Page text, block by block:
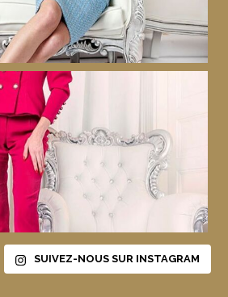
SUIVEZ-NOUS SUR INSTAGRAM